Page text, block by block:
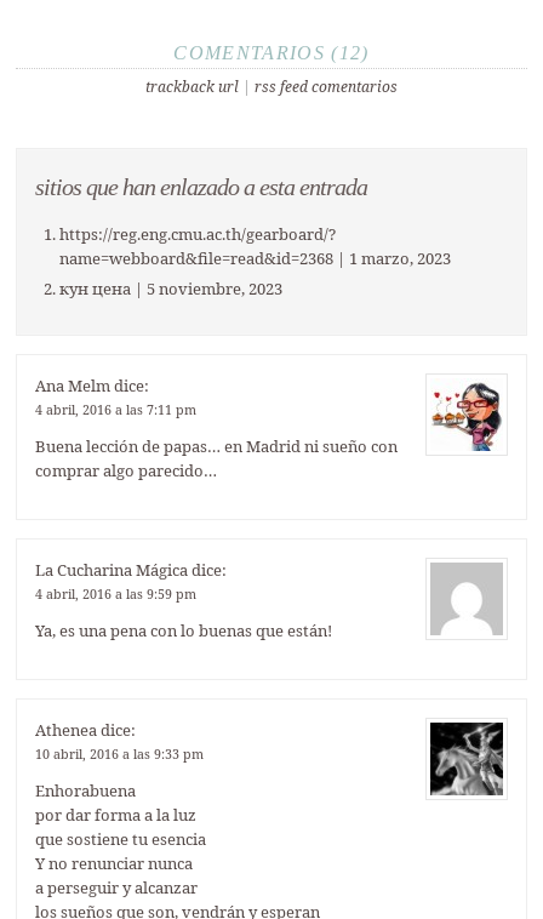
COMENTARIOS (12)
trackback url| rss feed comentarios
sitios que han enlazado a esta entrada
https://reg.eng.cmu.ac.th/gearboard/?
name=webboard&file=read&id=2368 | 1 marzo, 2023
кун цена | 5 noviembre, 2023
Ana Melmdice:
4 abril, 2016 a las 7:11 pm
Buena lección de papas… en Madrid ni sueño con
comprar algo parecido…
La Cucharina Mágicadice:
4 abril, 2016 a las 9:59 pm
Ya, es una pena con lo buenas que están!
Atheneadice:
10 abril, 2016 a las 9:33 pm
Enhorabuena
por dar forma a la luz
que sostiene tu esencia
Y no renunciar nunca
a perseguir y alcanzar
los sueños que son, vendrán y esperan